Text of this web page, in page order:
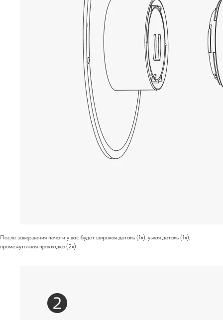
После завершения печати у вас будет широкая деталь (1x), узкая деталь (1x),
промежуточная прокладка (2x).